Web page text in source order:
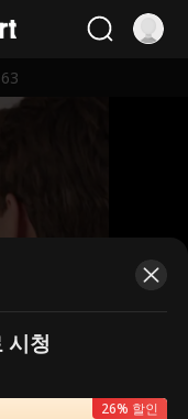
하시려면
요.
시청
26% 할인